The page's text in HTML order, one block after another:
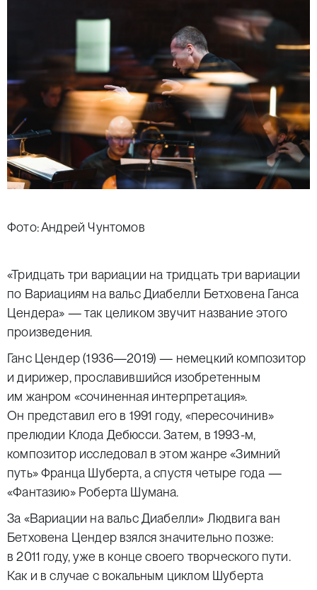
Фото: Андрей Чунтомов
«Тридцать три вариации на тридцать три вариации
по Вариациям на вальс Диабелли Бетховена Ганса
Цендера» — так целиком звучит название этого
произведения.
Ганс Цендер (1936—2019) — немецкий композитор
и дирижер, прославившийся изобретенным
им жанром «сочиненная интерпретация».
Он представил его в 1991 году, «пересочинив»
прелюдии Клода Дебюсси. Затем, в 1993-м,
композитор исследовал в этом жанре «Зимний
путь» Франца Шуберта, а спустя четыре года —
«Фантазию» Роберта Шумана.
За «Вариации на вальс Диабелли» Людвига ван
Бетховена Цендер взялся значительно позже:
в 2011 году, уже в конце своего творческого пути.
Как и в случае с вокальным циклом Шуберта